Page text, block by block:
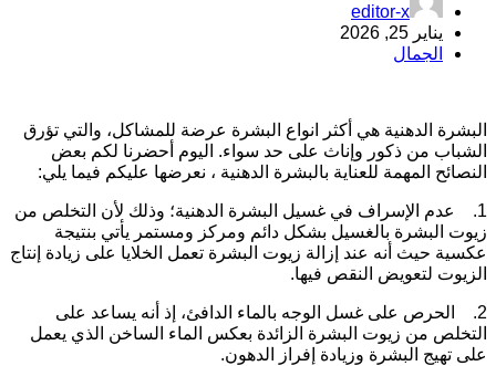
editor-x
يناير 25, 2026
الجمال
الدهنية هي أكثر انواع البشرة عرضة للمشاكل، والتي تؤرق
من ذكور وإناث على حد سواء. اليوم أحضرنا لكم بعض
المهمة للعناية بالبشرة الدهنية ، نعرضها عليكم فيما يلي:
1. عدم الإسراف في غسيل البشرة الدهنية؛ وذلك لأن التخلص من
البشرة بالغسيل بشكل دائم ومركز ومستمر يأتي بنتيجة
حيث أنه عند إزالة زيوت البشرة تعمل الخلايا على زيادة إنتاج
لتعويض النقص فيها.
2. الحرص على غسل الوجه بالماء الدافئ، إذ أنه يساعد على
من زيوت البشرة الزائدة بعكس الماء الساخن الذي يعمل
تهيج البشرة وزيادة إفراز الدهون.